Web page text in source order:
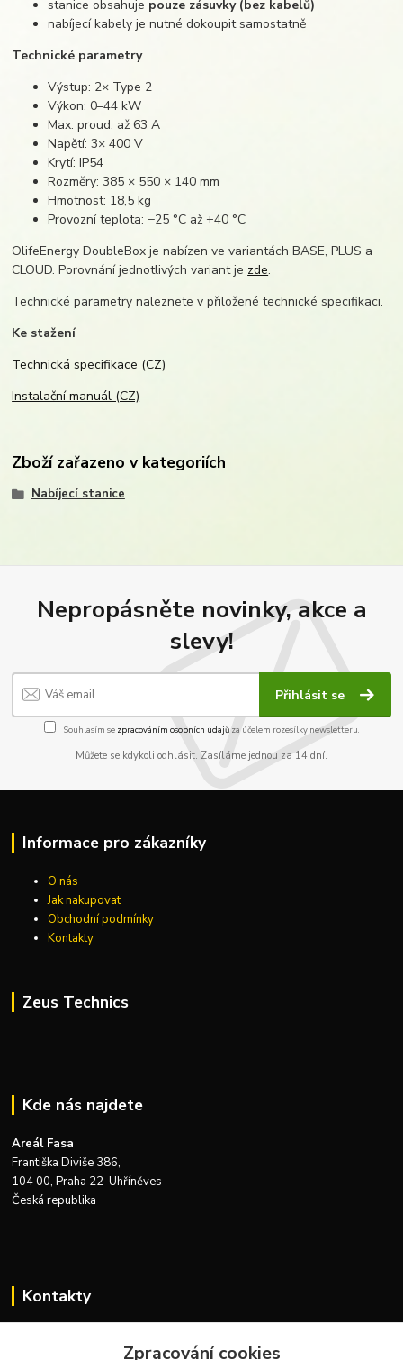
stanice obsahuje pouze zásuvky (bez kabelů)
nabíjecí kabely je nutné dokoupit samostatně
Technické parametry
Výstup: 2× Type 2
Výkon: 0–44 kW
Max. proud: až 63 A
Napětí: 3× 400 V
Krytí: IP54
Rozměry: 385 × 550 × 140 mm
Hmotnost: 18,5 kg
Provozní teplota: −25 °C až +40 °C
OlifeEnergy DoubleBox je nabízen ve variantách BASE, PLUS a
CLOUD. Porovnání jednotlivých variant je zde.
Technické parametry naleznete v přiložené technické specifikaci.
Ke stažení
Technická specifikace (CZ)
Instalační manuál (CZ)
Zboží zařazeno v kategoriích
Nabíjecí stanice
Nepropásněte novinky, akce a
slevy!
Přihlásit se
Souhlasím se zpracováním osobních údajůza účelem rozesílky newsletteru.
Můžete se kdykoli odhlásit. Zasíláme jednou za 14 dní.
Informace pro zákazníky
O nás
Jak nakupovat
Obchodní podmínky
Kontakty
Zeus Technics
Kde nás najdete
Areál Fasa
Františka Diviše 386,
104 00, Praha 22-Uhříněves
Česká republika
Kontakty
+420 732 915 376Zpracování cookies